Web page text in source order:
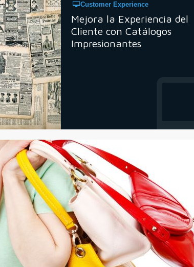
Customer Experience
Mejora la Experiencia del
Cliente con Catálogos
Impresionantes